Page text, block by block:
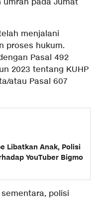
umrah pada Jumat
menjalani
proses hukum.
Pasal 492
2023 tentang KUHP
atau Pasal 607
Libatkan Anak, Polisi
YouTuber Bigmo
polisi